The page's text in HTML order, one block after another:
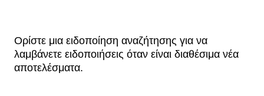
Ορίστε μια ειδοποίηση αναζήτησης για να
λαμβάνετε ειδοποιήσεις όταν είναι διαθέσιμα νέα
αποτελέσματα.